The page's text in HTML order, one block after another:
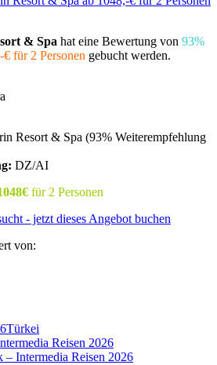
& Spa hat eine Bewertung von 93%
€ für 2 Personen gebucht werden.
Resort & Spa (93% Weiterempfehlung
DZ/AI
für 2 Personen
von:
Türkei
Reisen 2026
Intermedia Reisen 2026